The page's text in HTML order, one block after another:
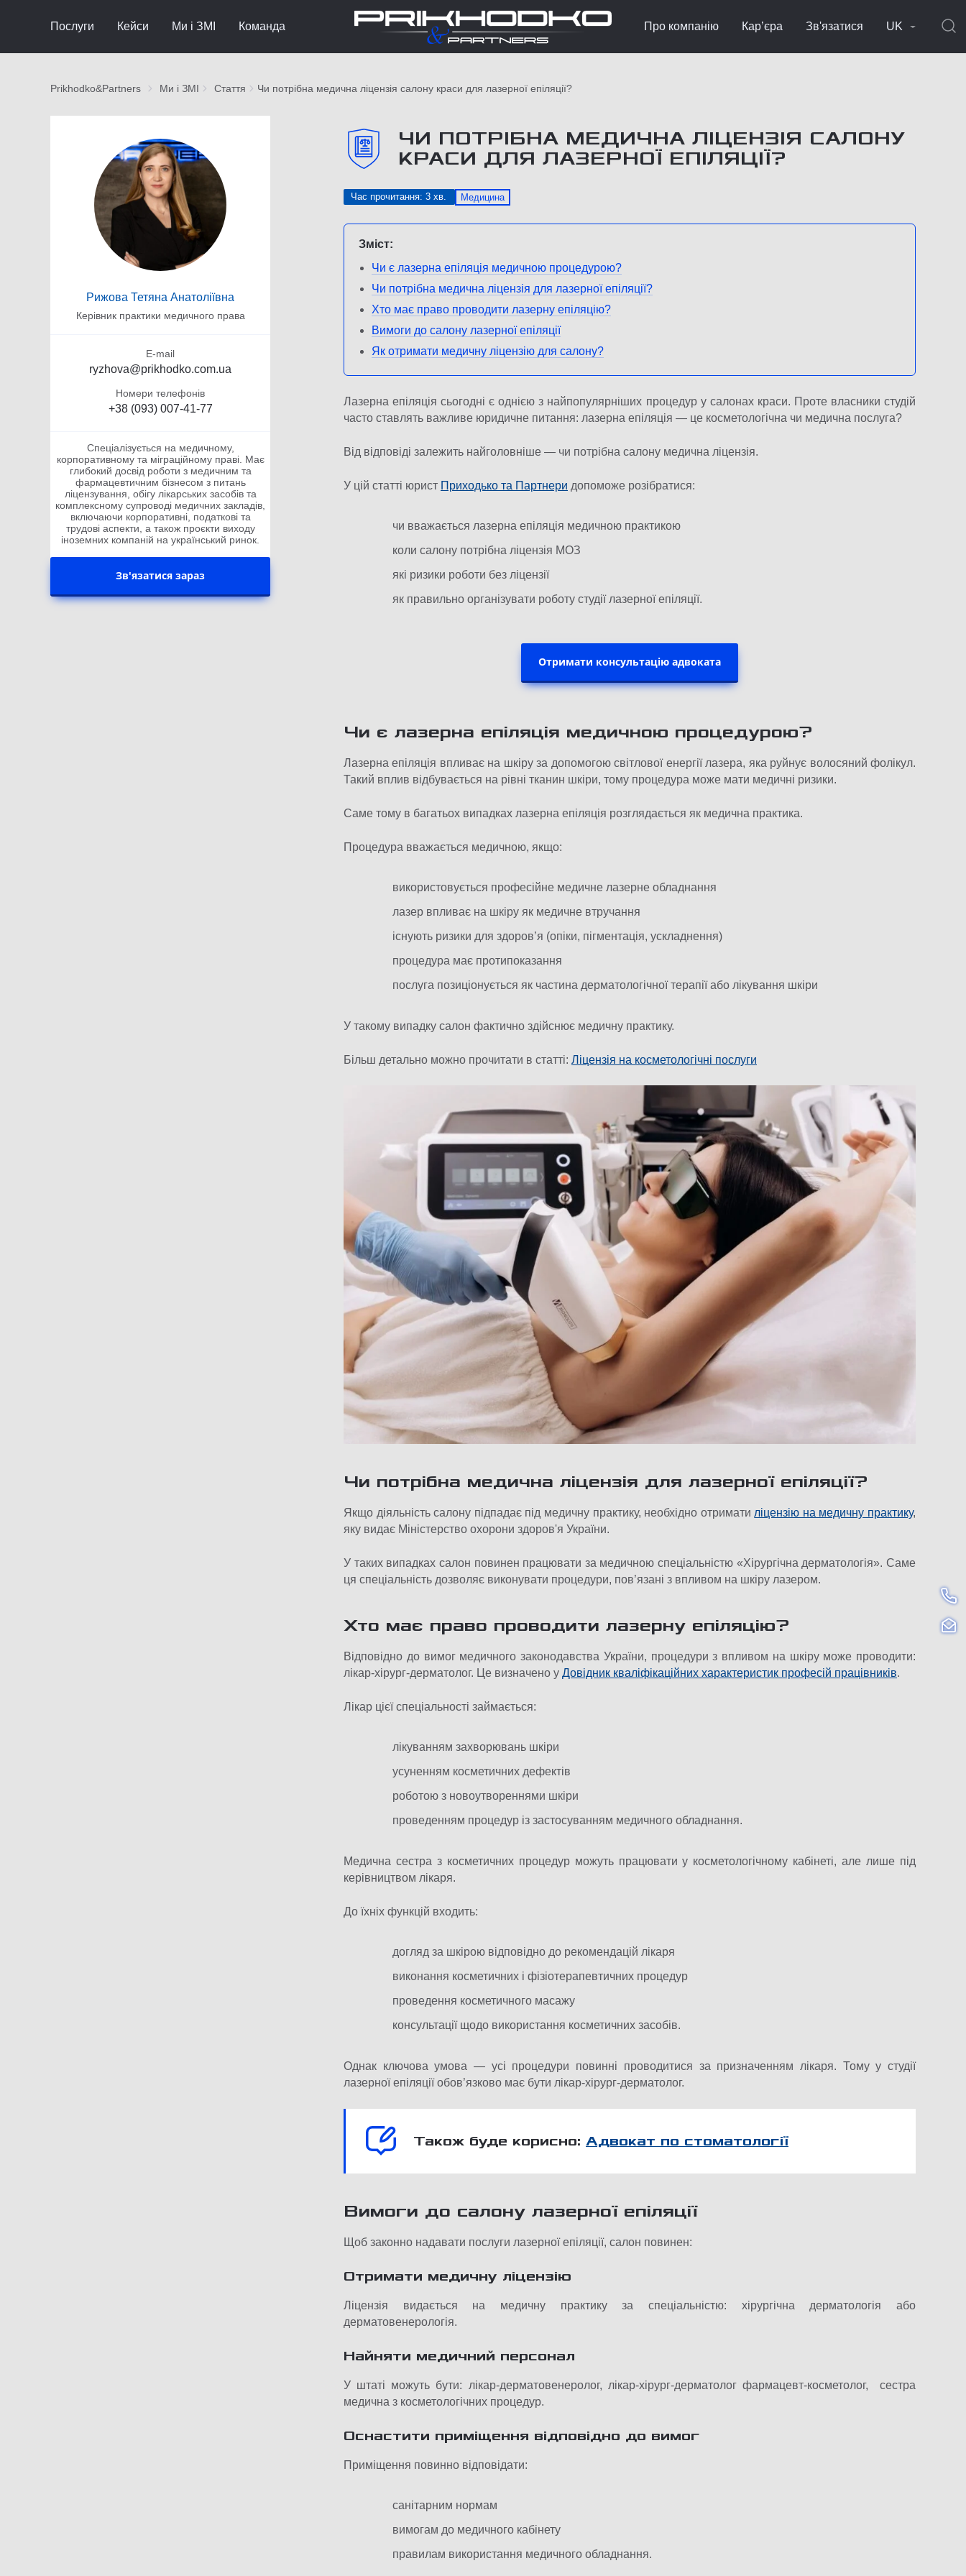
Послуги Кейси Ми і ЗМІ Команда Про компанію Кар’єра Зв'язатися UK
Prikhodko&Partners Ми і ЗМІ Стаття Чи потрібна медична ліцензія салону краси для лазерної епіляції?
Рижова Тетяна Анатоліївна
Керівник практики медичного права
E-mail
ryzhova@prikhodko.com.ua
Номери телефонів
+38 (093) 007-41-77
Спеціалізується на медичному,
корпоративному та міграційному праві. Має
глибокий досвід роботи з медичним та
фармацевтичним бізнесом з питань
ліцензування, обігу лікарських засобів та
комплексному супроводі медичних закладів,
включаючи корпоративні, податкові та
трудові аспекти, а також проєкти виходу
іноземних компаній на український ринок.
Зв'язатися зараз
ЧИ ПОТРІБНА МЕДИЧНА ЛІЦЕНЗІЯ САЛОНУ
КРАСИ ДЛЯ ЛАЗЕРНОЇ ЕПІЛЯЦІЇ?
Час прочитання: 3 хв. Медицина
Зміст:
Чи є лазерна епіляція медичною процедурою?
Чи потрібна медична ліцензія для лазерної епіляції?
Хто має право проводити лазерну епіляцію?
Вимоги до салону лазерної епіляції
Як отримати медичну ліцензію для салону?
Лазерна епіляція сьогодні є однією з найпопулярніших процедур у салонах краси. Проте власники студій
часто ставлять важливе юридичне питання: лазерна епіляція — це косметологічна чи медична послуга?
Від відповіді залежить найголовніше — чи потрібна салону медична ліцензія.
У цій статті юрист Приходько та Партнери допоможе розібратися:
чи вважається лазерна епіляція медичною практикою
коли салону потрібна ліцензія МОЗ
які ризики роботи без ліцензії
як правильно організувати роботу студії лазерної епіляції.
Отримати консультацію адвоката
Чи є лазерна епіляція медичною процедурою?
Лазерна епіляція впливає на шкіру за допомогою світлової енергії лазера, яка руйнує волосяний фолікул.
Такий вплив відбувається на рівні тканин шкіри, тому процедура може мати медичні ризики.
Саме тому в багатьох випадках лазерна епіляція розглядається як медична практика.
Процедура вважається медичною, якщо:
використовується професійне медичне лазерне обладнання
лазер впливає на шкіру як медичне втручання
існують ризики для здоров’я (опіки, пігментація, ускладнення)
процедура має протипоказання
послуга позиціонується як частина дерматологічної терапії або лікування шкіри
У такому випадку салон фактично здійснює медичну практику.
Більш детально можно прочитати в статті: Ліцензія на косметологічні послуги
Чи потрібна медична ліцензія для лазерної епіляції?
Якщо діяльність салону підпадає під медичну практику, необхідно отримати ліцензію на медичну практику,
яку видає Міністерство охорони здоров'я України.
У таких випадках салон повинен працювати за медичною спеціальністю «Хірургічна дерматологія». Саме
ця спеціальність дозволяє виконувати процедури, пов’язані з впливом на шкіру лазером.
Хто має право проводити лазерну епіляцію?
Відповідно до вимог медичного законодавства України, процедури з впливом на шкіру може проводити:
лікар-хірург-дерматолог. Це визначено у Довідник кваліфікаційних характеристик професій працівників.
Лікар цієї спеціальності займається:
лікуванням захворювань шкіри
усуненням косметичних дефектів
роботою з новоутвореннями шкіри
проведенням процедур із застосуванням медичного обладнання.
Медична сестра з косметичних процедур можуть працювати у косметологічному кабінеті, але лише під
керівництвом лікаря.
До їхніх функцій входить:
догляд за шкірою відповідно до рекомендацій лікаря
виконання косметичних і фізіотерапевтичних процедур
проведення косметичного масажу
консультації щодо використання косметичних засобів.
Однак ключова умова — усі процедури повинні проводитися за призначенням лікаря. Тому у студії
лазерної епіляції обов’язково має бути лікар-хірург-дерматолог.
Також буде корисно: Адвокат по стоматології
Вимоги до салону лазерної епіляції
Щоб законно надавати послуги лазерної епіляції, салон повинен:
Отримати медичну ліцензію
Ліцензія видається на медичну практику за спеціальністю: хірургічна дерматологія або
дерматовенерологія.
Найняти медичний персонал
У штаті можуть бути: лікар-дерматовенеролог, лікар-хірург-дерматолог фармацевт-косметолог, сестра
медична з косметологічних процедур.
Оснастити приміщення відповідно до вимог
Приміщення повинно відповідати:
санітарним нормам
вимогам до медичного кабінету
правилам використання медичного обладнання.